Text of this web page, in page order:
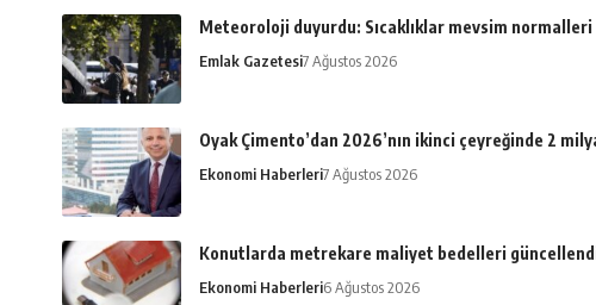
Meteoroloji duyurdu: Sıcaklıklar mevsim
Emlak Gazetesi7 Ağustos 2026
Oyak Çimento’dan 2026’nın ikinci çeyreğinde 2
Ekonomi Haberleri7 Ağustos 2026
Konutlarda metrekare maliyet bedelleri
Ekonomi Haberleri6 Ağustos 2026